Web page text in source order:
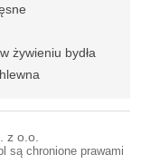
żywieniu bydła
z o.o.
są chronione prawami